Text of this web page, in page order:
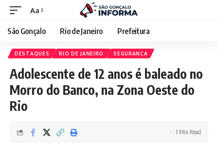
Aa
São Gonçalo Rio de Janeiro Prefeitura
DESTAQUES RIO DE JANEIRO SEGURANÇA
Adolescente de 12 anos é baleado no
Morro do Banco, na Zona Oeste do
Rio
1 Min Read